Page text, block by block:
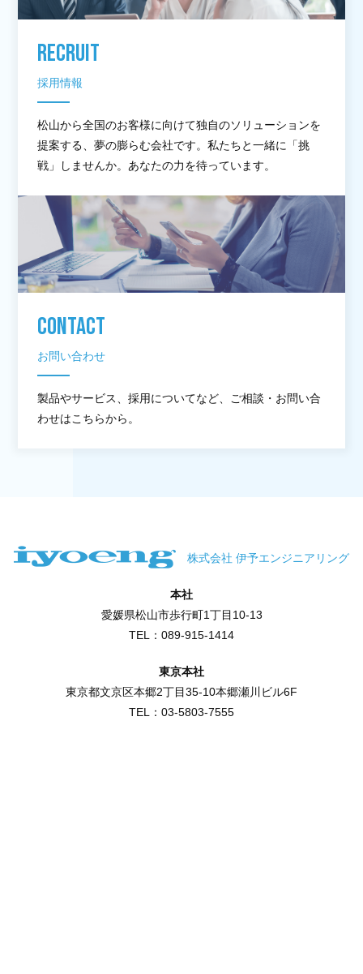
RECRUIT
採用情報
松山から全国のお客様に向けて独自のソリューションを
提案する、夢の膨らむ会社です。私たちと一緒に「挑
戦」しませんか。あなたの力を待っています。
CONTACT
お問い合わせ
製品やサービス、採用についてなど、ご相談・お問い合
わせはこちらから。
株式会社 伊予エンジニアリング
本社
愛媛県松山市歩行町1丁目10-13
TEL：089-915-1414
東京本社
東京都文京区本郷2丁目35-10本郷瀬川ビル6F
TEL：03-5803-7555